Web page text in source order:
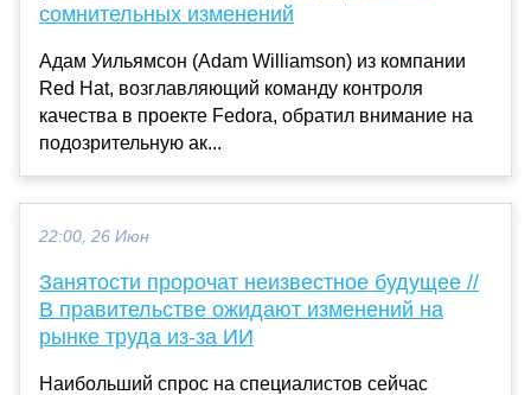
сомнительных изменений
Адам Уильямсон (Adam Williamson) из компании
Red Hat, возглавляющий команду контроля
качества в проекте Fеdora, обратил внимание на
подозрительную ак...
22:00, 26 Июн
Занятости пророчат неизвестное будущее //
В правительстве ожидают изменений на
рынке труда из-за ИИ
Наибольший спрос на специалистов сейчас